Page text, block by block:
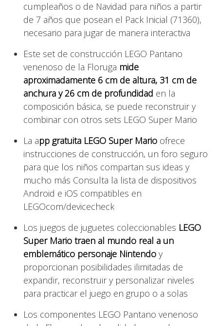
cumpleaños o de Navidad para niños a partir
de 7 años que posean el Pack Inicial (71360),
necesario para jugar de manera interactiva
Este set de construcción LEGO Pantano
venenoso de la Floruga mide
aproximadamente 6 cm de altura, 31 cm de
anchura y 26 cm de profundidad en la
composición básica, se puede reconstruir y
combinar con otros sets LEGO Super Mario
La app gratuita LEGO Super Mario ofrece
instrucciones de construcción, un foro seguro
para que los niños compartan sus ideas y
mucho más Consulta la lista de dispositivos
Android e iOS compatibles en
LEGOcom/devicecheck
Los juegos de juguetes coleccionables LEGO
Super Mario traen al mundo real a un
emblemático personaje Nintendo y
proporcionan posibilidades ilimitadas de
expandir, reconstruir y personalizar niveles
para practicar el juego en grupo o a solas
Los componentes LEGO Pantano venenoso